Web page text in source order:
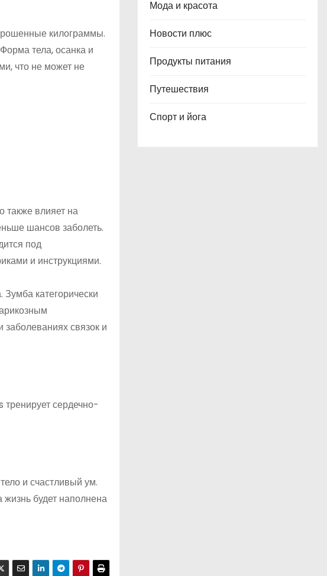
килограммы.
тела, осанка и
что не может не
также влияет на
шансов заболеть.
под
и инструкциями.
категорически
связок и
сердечно-
и счастливый ум.
жизнь будет наполнена
Мода и красота
Новости плюс
Продукты питания
Путешествия
Спорт и йога